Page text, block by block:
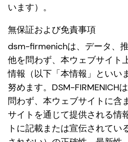
います）。
無保証および免責事項
dsm-firmenichは、データ、
他を問わず、本ウェブサイト
情報（以下「本情報」といい
努めます。DSM-FIRMENICH
問わず、本ウェブサイトに含
サイトを通じて提供される情
トに記載または宣伝されてい